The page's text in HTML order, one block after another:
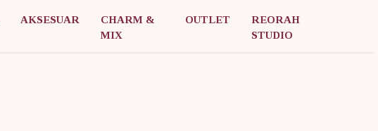
AKSESUAR
CHARM &
MIX
OUTLET
REORAH
STUDIO